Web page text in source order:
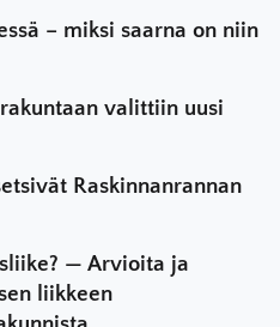
– miksi saarna on niin
valittiin uusi
Raskinnanrannan
— Arvioita ja
liikkeen